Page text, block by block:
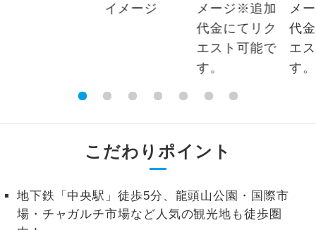
こだわりポイント
地下鉄「中央駅」徒歩5分、龍頭山公園・国際市
場・チャガルチ市場など人気の観光地も徒歩圏
周りの音を気にせず、ガイドさんの説明
2名様から出発可能な個人型プランで
おひとり様参
加限定
おひとり様限定でご参加いただけるコー
スです。